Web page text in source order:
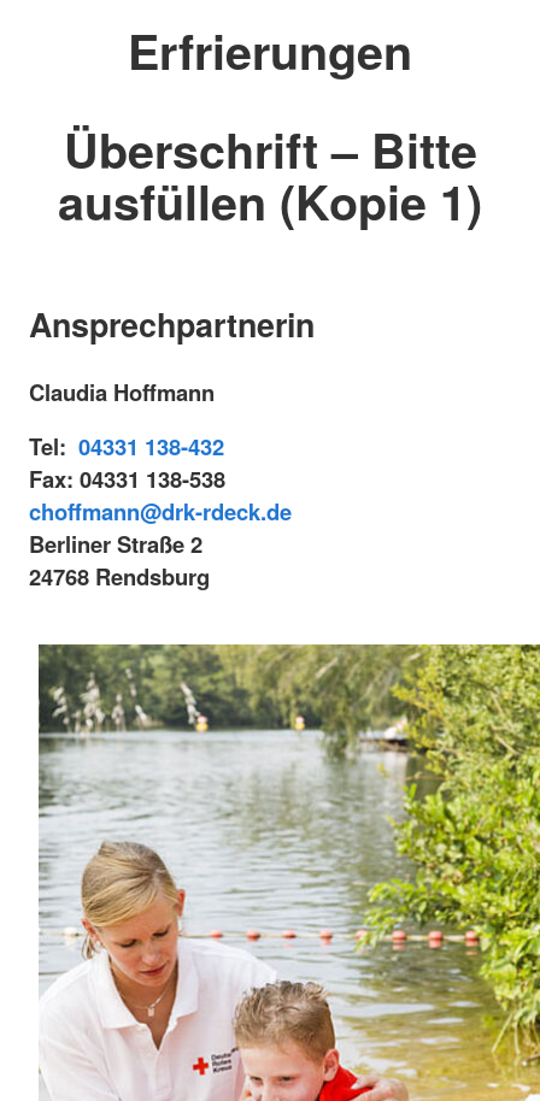
Erfrierungen
Überschrift – Bitte
ausfüllen (Kopie 1)
Ansprechpartnerin
Claudia Hoffmann
Tel: 04331 138-432
Fax: 04331 138-538
choffmann@drk-rdeck.de
Berliner Straße 2
24768 Rendsburg